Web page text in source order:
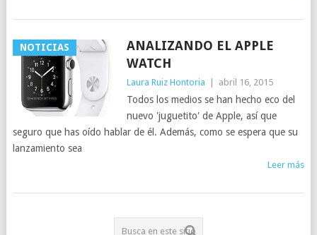
NOTICIAS
ANALIZANDO EL APPLE
WATCH
Laura Ruiz Hontoria abril 16, 2015
Todos los medios se han hecho eco del
nuevo 'juguetito' de Apple, así que
seguro que has oído hablar de él. Además, como se espera que su
lanzamiento sea
Leer más